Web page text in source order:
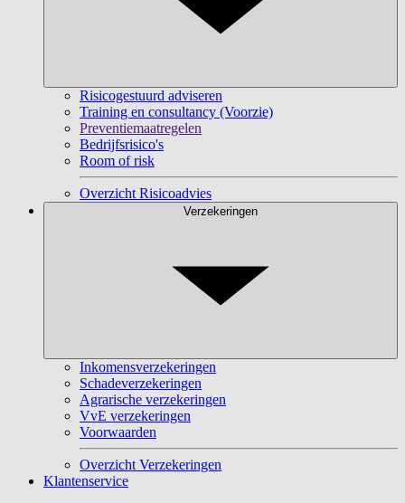
Risicogestuurd adviseren
Training en consultancy (Voorzie)
Preventiemaatregelen
Bedrijfsrisico's
Room of risk
Overzicht Risicoadvies
Verzekeringen
Inkomensverzekeringen
Schadeverzekeringen
Agrarische verzekeringen
VvE verzekeringen
Voorwaarden
Overzicht Verzekeringen
Klantenservice